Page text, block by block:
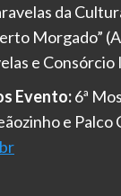
da
Morgado”
e
Evento:6ª
e